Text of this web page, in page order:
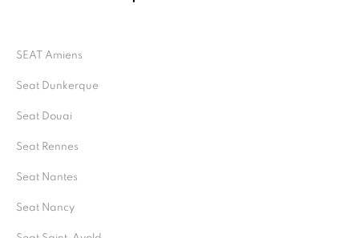
SEAT Amiens
Seat Dunkerque
Seat Douai
Seat Rennes
Seat Nantes
Seat Nancy